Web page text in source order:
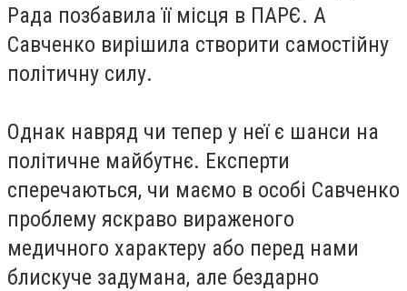
Рада позбавила її місця в ПАРЄ. А
Савченко вирішила створити самостійну
політичну силу.
Однак навряд чи тепер у неї є шанси на
політичне майбутнє. Експерти
сперечаються, чи маємо в особі Савченко
проблему яскраво вираженого
медичного характеру або перед нами
блискуче задумана, але бездарно